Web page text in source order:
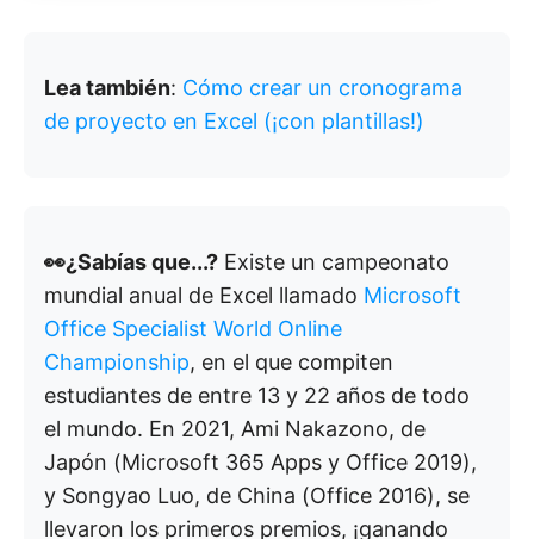
Lea también: Cómo crear un cronograma
de proyecto en Excel (¡con plantillas!)
👀¿Sabías que...? Existe un campeonato
mundial anual de Excel llamado Microsoft
Office Specialist World Online
Championship, en el que compiten
estudiantes de entre 13 y 22 años de todo
el mundo. En 2021, Ami Nakazono, de
Japón (Microsoft 365 Apps y Office 2019),
y Songyao Luo, de China (Office 2016), se
llevaron los primeros premios, ¡ganando